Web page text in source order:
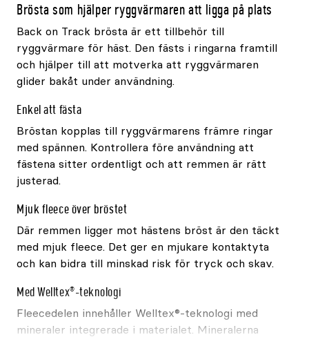
Brösta som hjälper ryggvärmaren att ligga på plats
Back on Track brösta är ett tillbehör till
ryggvärmare för häst. Den fästs i ringarna framtill
och hjälper till att motverka att ryggvärmaren
glider bakåt under användning.
Enkel att fästa
Bröstan kopplas till ryggvärmarens främre ringar
med spännen. Kontrollera före användning att
fästena sitter ordentligt och att remmen är rätt
justerad.
Mjuk fleece över bröstet
Där remmen ligger mot hästens bröst är den täckt
med mjuk fleece. Det ger en mjukare kontaktyta
och kan bidra till minskad risk för tryck och skav.
Med Welltex®-teknologi
Fleecedelen innehåller Welltex®-teknologi med
mineraler integrerade i materialet. Mineralerna